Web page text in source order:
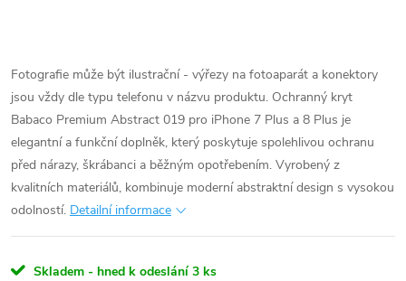
Fotografie může být ilustrační - výřezy na fotoaparát a konektory
jsou vždy dle typu telefonu v názvu produktu. Ochranný kryt
Babaco Premium Abstract 019 pro iPhone 7 Plus a 8 Plus je
elegantní a funkční doplněk, který poskytuje spolehlivou ochranu
před nárazy, škrábanci a běžným opotřebením. Vyrobený z
kvalitních materiálů, kombinuje moderní abstraktní design s vysokou
odolností. Detailní informace
Skladem - hned k odeslání 3 ks